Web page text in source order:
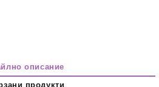
описание
продукти